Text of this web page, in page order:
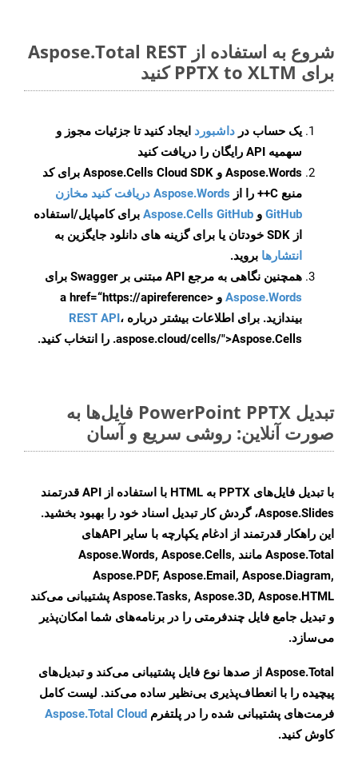
شروع به استفاده از Aspose.Total REST
برای PPTX to XLTM کنید
یک حساب در داشبورد ایجاد کنید تا جزئیات مجوز و
سهمیه API رایگان را دریافت کنید
Aspose.Words و Aspose.Cells Cloud SDK برای کد
منبع C++ را از
Aspose.Words دریافت کنید مخازن
GitHub و Aspose.Cells GitHub برای کامپایل/استفاده
از SDK خودتان یا برای گزینه های دانلود جایگزین به
انتشارها بروید.
همچنین نگاهی به مرجع API مبتنی بر Swagger برای
Aspose.Words
و <a href=“https://apireference
بیندازید. برای اطلاعات بیشتر درباره REST API،
.aspose.cloud/cells/">Aspose.Cells را انتخاب کنید.
تبدیل PowerPoint PPTX فایل‌ها به
صورت آنلاین: روشی سریع و آسان
با تبدیل فایل‌های PPTX به HTML با استفاده از API قدرتمند
Aspose.Slides، گردش کار تبدیل اسناد خود را بهبود بخشید.
این راهکار قدرتمند از ادغام یکپارچه با سایر APIهای
Aspose.Total مانند Aspose.Words, Aspose.Cells,
Aspose.PDF, Aspose.Email, Aspose.Diagram,
Aspose.Tasks, Aspose.3D, Aspose.HTML پشتیبانی می‌کند
و تبدیل جامع فایل چندفرمتی را در برنامه‌های شما امکان‌پذیر
می‌سازد.
Aspose.Total از صدها نوع فایل پشتیبانی می‌کند و تبدیل‌های
پیچیده را با انعطاف‌پذیری بی‌نظیر ساده می‌کند. لیست کامل
فرمت‌های پشتیبانی شده را در پلتفرم Aspose.Total Cloud
کاوش کنید.